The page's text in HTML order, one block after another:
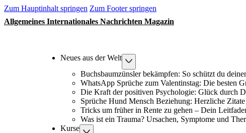
Zum Hauptinhalt springen Zum Footer springen
Allgemeines Internationales Nachrichten Magazin
Neues aus der Welt
Buchsbaumzünsler bekämpfen: So schützt du
WhatsApp Sprüche zum Valentinstag: Die besten
Die Kraft der positiven Psychologie: Glück durch
Sprüche Hund Mensch Beziehung: Herzliche
Tricks um früher in Rente zu gehen – Dein
Was ist ein Trauma? Ursachen, Symptome und
Kurse